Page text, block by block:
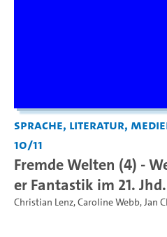
Sprache, Literatur,
10/11
Fremde Welten (4) -
er Fantastik im 21. Jhd.
Christian Lenz,Caroline Webb,Jan